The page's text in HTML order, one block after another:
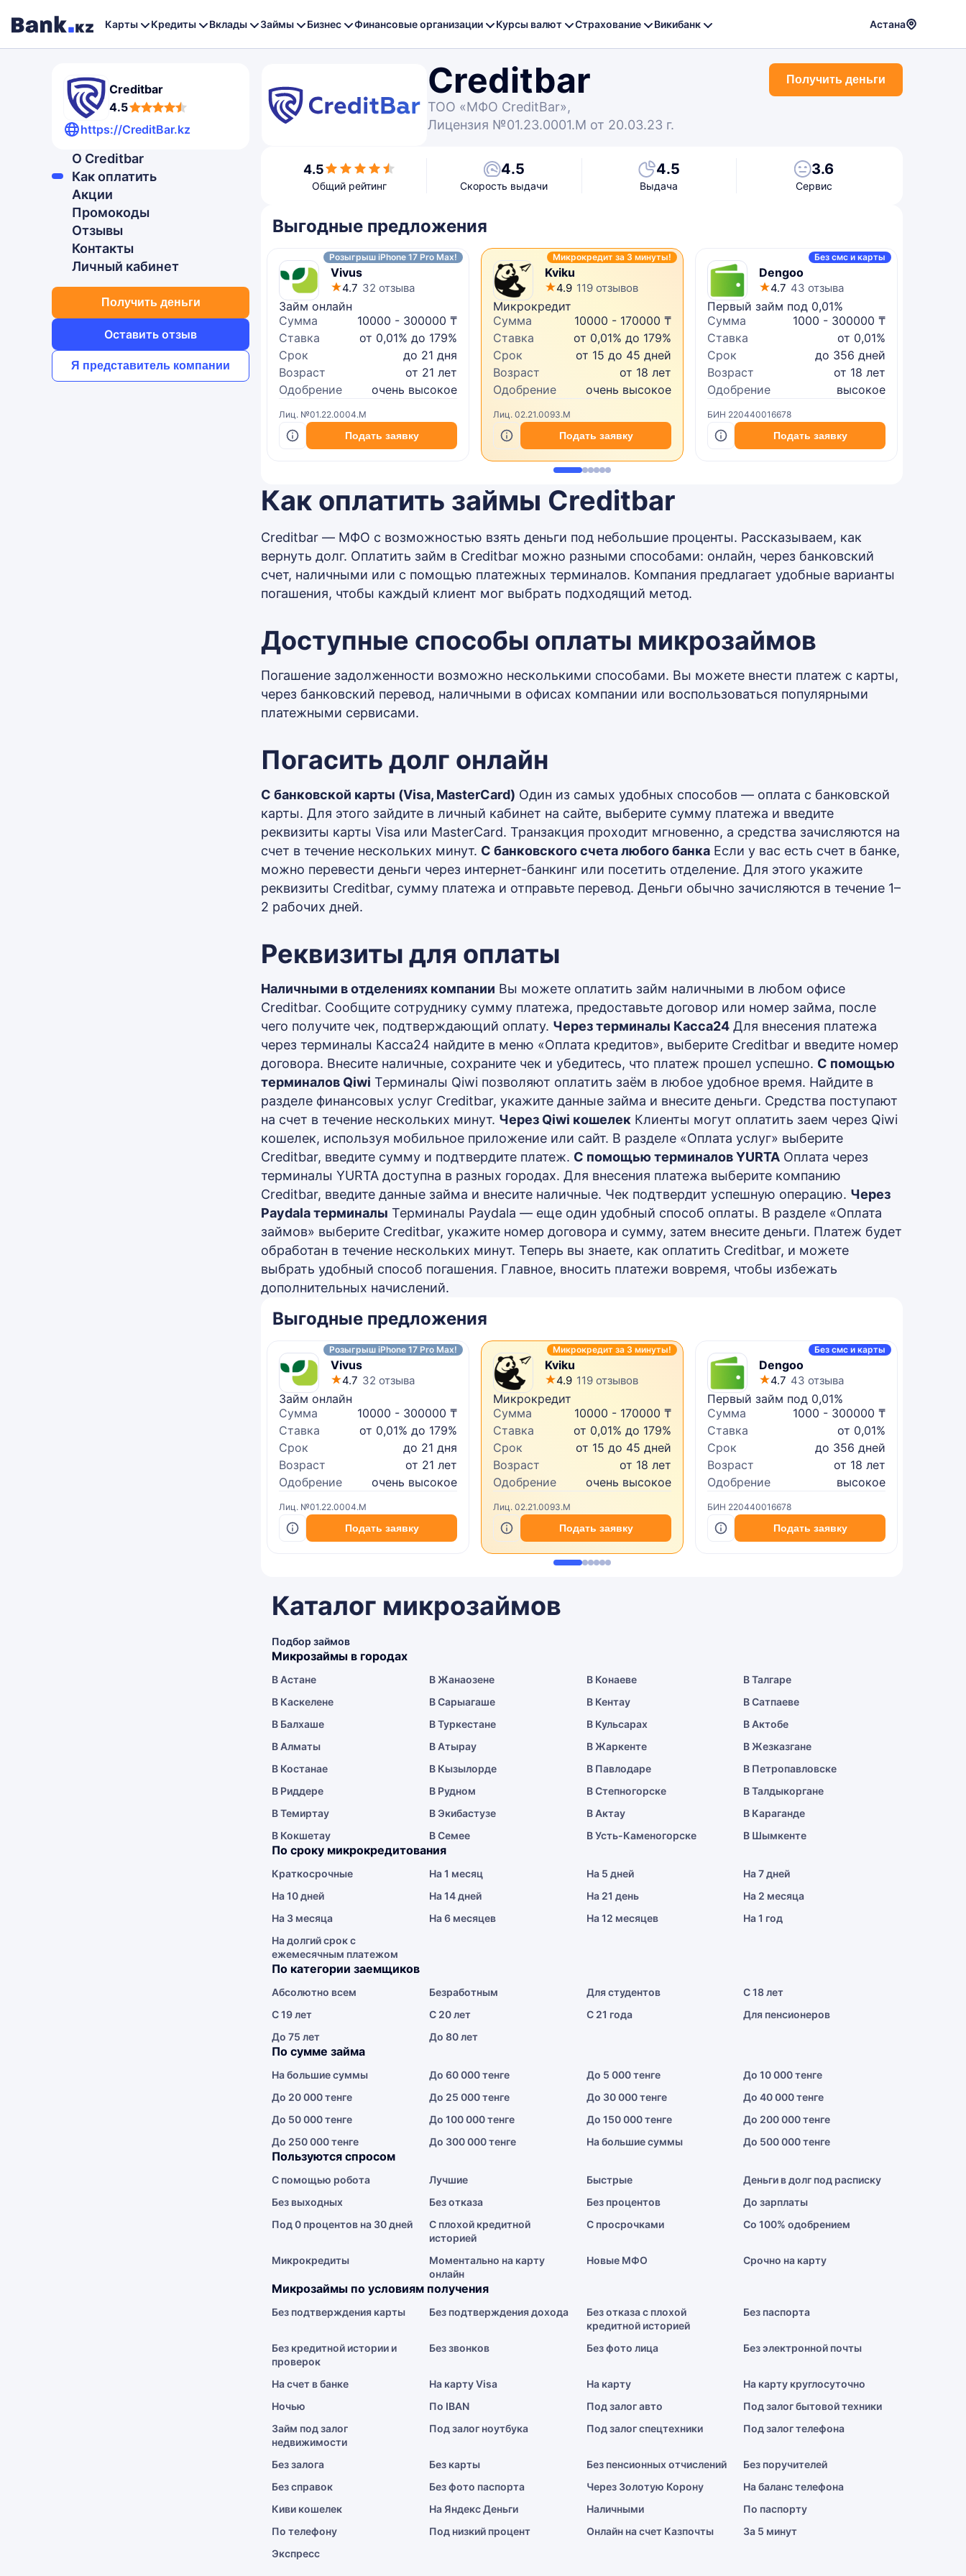
Карты Кредиты Вклады Займы Бизнес Финансовые организации Курсы валют Страхование Викибанк Астана
Creditbar
4.5
rating
https://CreditBar.kz
О Creditbar
Как оплатить
Акции
Промокоды
Отзывы
Контакты
Личный кабинет
Получить деньги
Оставить отзыв
Я представитель компании
Creditbar
ТОО «МФО CreditBar»,
Лицензия №01.23.0001.M от 20.03.23 г.
Получить деньги
4.5
Общий рейтинг
4.5
Скорость выдачи
4.5
Выдача
3.6
Сервис
Выгодные предложения
Розыгрыш iPhone 17 Pro Max!
Vivus
4.7 32 отзыва
Займ онлайн
Сумма
10000 - 300000 ₸
Ставка
от 0,01% до 179%
Срок
до 21 дня
Возраст
от 21 лет
Одобрение
очень высокое
Лиц. №01.22.0004.M
Подать заявку
Микрокредит за 3 минуты!
Kviku
4.9 119 отзывов
Микрокредит
Сумма
10000 - 170000 ₸
Ставка
от 0,01% до 179%
Срок
от 15 до 45 дней
Возраст
от 18 лет
Одобрение
очень высокое
Лиц. 02.21.0093.M
Подать заявку
Без смс и карты
Dengoo
4.7 43 отзыва
Первый займ под 0,01%
Сумма
1000 - 300000 ₸
Ставка
от 0,01%
Срок
до 356 дней
Возраст
от 18 лет
Одобрение
высокое
БИН 220440016678
Подать заявку
Как оплатить займы Creditbar
Creditbar — МФО с возможностью взять деньги под небольшие проценты. Рассказываем, как
вернуть долг. Оплатить займ в Creditbar можно разными способами: онлайн, через банковский
счет, наличными или с помощью платежных терминалов. Компания предлагает удобные варианты
погашения, чтобы каждый клиент мог выбрать подходящий метод.
Доступные способы оплаты микрозаймов
Погашение задолженности возможно несколькими способами. Вы можете внести платеж с карты,
через банковский перевод, наличными в офисах компании или воспользоваться популярными
платежными сервисами.
Погасить долг онлайн
С банковской карты (Visa, MasterCard) Один из самых удобных способов — оплата с банковской
карты. Для этого зайдите в личный кабинет на сайте, выберите сумму платежа и введите
реквизиты карты Visa или MasterCard. Транзакция проходит мгновенно, а средства зачисляются на
счет в течение нескольких минут. С банковского счета любого банка Если у вас есть счет в банке,
можно перевести деньги через интернет-банкинг или посетить отделение. Для этого укажите
реквизиты Creditbar, сумму платежа и отправьте перевод. Деньги обычно зачисляются в течение 1–
2 рабочих дней.
Реквизиты для оплаты
Наличными в отделениях компании Вы можете оплатить займ наличными в любом офисе
Creditbar. Сообщите сотруднику сумму платежа, предоставьте договор или номер займа, после
чего получите чек, подтверждающий оплату. Через терминалы Касса24 Для внесения платежа
через терминалы Касса24 найдите в меню «Оплата кредитов», выберите Creditbar и введите номер
договора. Внесите наличные, сохраните чек и убедитесь, что платеж прошел успешно. С помощью
терминалов Qiwi Терминалы Qiwi позволяют оплатить заём в любое удобное время. Найдите в
разделе финансовых услуг Creditbar, укажите данные займа и внесите деньги. Средства поступают
на счет в течение нескольких минут. Через Qiwi кошелек Клиенты могут оплатить заем через Qiwi
кошелек, используя мобильное приложение или сайт. В разделе «Оплата услуг» выберите
Creditbar, введите сумму и подтвердите платеж. С помощью терминалов YURTA Оплата через
терминалы YURTA доступна в разных городах. Для внесения платежа выберите компанию
Creditbar, введите данные займа и внесите наличные. Чек подтвердит успешную операцию. Через
Paydala терминалы Терминалы Paydala — еще один удобный способ оплаты. В разделе «Оплата
займов» выберите Creditbar, укажите номер договора и сумму, затем внесите деньги. Платеж будет
обработан в течение нескольких минут. Теперь вы знаете, как оплатить Creditbar, и можете
выбрать удобный способ погашения. Главное, вносить платежи вовремя, чтобы избежать
дополнительных начислений.
Выгодные предложения
Розыгрыш iPhone 17 Pro Max!
Vivus
4.7 32 отзыва
Займ онлайн
Сумма
10000 - 300000 ₸
Ставка
от 0,01% до 179%
Срок
до 21 дня
Возраст
от 21 лет
Одобрение
очень высокое
Лиц. №01.22.0004.M
Подать заявку
Микрокредит за 3 минуты!
Kviku
4.9 119 отзывов
Микрокредит
Сумма
10000 - 170000 ₸
Ставка
от 0,01% до 179%
Срок
от 15 до 45 дней
Возраст
от 18 лет
Одобрение
очень высокое
Лиц. 02.21.0093.M
Подать заявку
Без смс и карты
Dengoo
4.7 43 отзыва
Первый займ под 0,01%
Сумма
1000 - 300000 ₸
Ставка
от 0,01%
Срок
до 356 дней
Возраст
от 18 лет
Одобрение
высокое
БИН 220440016678
Подать заявку
Каталог микрозаймов
Подбор займов
Микрозаймы в городах
В Астане В Жанаозене В Конаеве
В Талгаре
В Каскелене
В Сарыагаше В Кентау
В Сатпаеве
В Балхаше
В Туркестане В Кульсарах
В Актобе
В Алматы
В Атырау В Жаркенте
В Жезказгане
В Костанае
В Кызылорде В Павлодаре
В Петропавловске
В Риддере
В Рудном В Степногорске
В Талдыкоргане
В Темиртау
В Экибастузе В Актау
В Караганде
В Кокшетау
В Семее В Усть-Каменогорске В Шымкенте
По сроку микрокредитования
Краткосрочные На 1 месяц На 5 дней
На 7 дней
На 10 дней
На 14 дней На 21 день
На 2 месяца
На 3 месяца
На 6 месяцев На 12 месяцев
На 1 год
На долгий срок с
ежемесячным платежом
По категории заемщиков
Абсолютно всем Безработным Для студентов
С 18 лет
С 19 лет
С 20 лет С 21 года
Для пенсионеров
До 75 лет
До 80 лет
По сумме займа
На большие суммы До 60 000 тенге До 5 000 тенге
До 10 000 тенге
До 20 000 тенге
До 25 000 тенге До 30 000 тенге
До 40 000 тенге
До 50 000 тенге
До 100 000 тенге До 150 000 тенге
До 200 000 тенге
До 250 000 тенге
До 300 000 тенге На большие суммы До 500 000 тенге
Пользуются спросом
С помощью робота Лучшие Быстрые
Деньги в долг под расписку
Без выходных
Без отказа Без процентов
До зарплаты
Под 0 процентов на 30 дней
С плохой кредитной
историей
С просрочками Со 100% одобрением
Микрокредиты
Моментально на карту
онлайн
Новые МФО Срочно на карту
Микрозаймы по условиям получения
Без подтверждения карты Без подтверждения дохода
Без отказа с плохой
кредитной историей
Без паспорта
Без кредитной истории и
проверок
Без звонков Без фото лица Без электронной почты
На счет в банке На карту Visa На карту
На карту круглосуточно
Ночью
По IBAN Под залог авто
Под залог бытовой техники
Займ под залог
недвижимости
Под залог ноутбука Под залог спецтехники Под залог телефона
Без залога Без карты Без пенсионных отчислений
Без поручителей
Без справок
Без фото паспорта Через Золотую Корону
На баланс телефона
Киви кошелек
На Яндекс Деньги Наличными
По паспорту
По телефону
Под низкий процент Онлайн на счет Казпочты
За 5 минут
Экспресс